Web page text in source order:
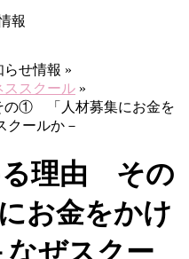
報
せ情報 »
ススクール »
の① 「人材募集にお金を
ールか－
る理由 その
お金をかけ
ぜスクー